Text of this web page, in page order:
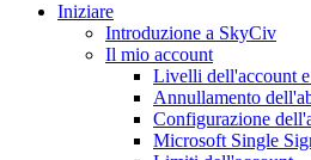
Iniziare
Introduzione a SkyCiv
Il mio account
Livelli dell'account
Annullamento
Configurazione
Microsoft Single